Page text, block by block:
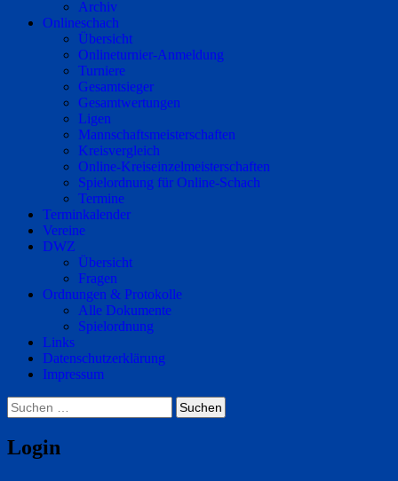
Archiv
Onlineschach
Übersicht
Onlineturnier-Anmeldung
Turniere
Gesamtsieger
Gesamtwertungen
Ligen
Mannschaftsmeisterschaften
Kreisvergleich
Online-Kreiseinzelmeisterschaften
Spielordnung für Online-Schach
Termine
Terminkalender
Vereine
DWZ
Übersicht
Fragen
Ordnungen & Protokolle
Alle Dokumente
Spielordnung
Links
Datenschutzerklärung
Impressum
Suchen
nach:
Login